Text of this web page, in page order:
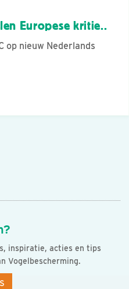
Europese kritie..
op nieuw Nederlands
inspiratie, acties en tips
Vogelbescherming.